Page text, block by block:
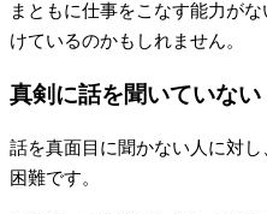
まともに仕事をこなす能力が
けているのかもしれません。
真剣に話を聞いていない
話を真面目に聞かない人に対
困難です。